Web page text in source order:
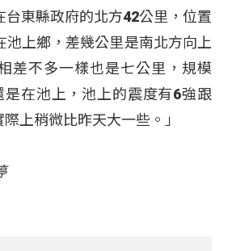
台東縣政府的北方42公里，位置
池上鄉，差幾公里是南北方向上
差不多一樣也是七公里，規模
是在池上，池上的震度有6強跟
上稍微比昨天大一些。」